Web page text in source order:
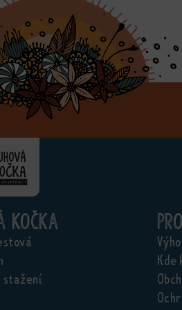
kočka
stažení
Kde